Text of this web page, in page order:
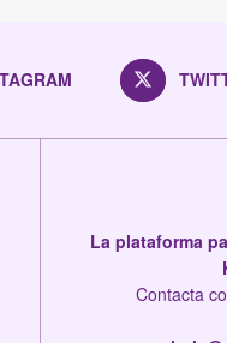
La plataforma
Contacta